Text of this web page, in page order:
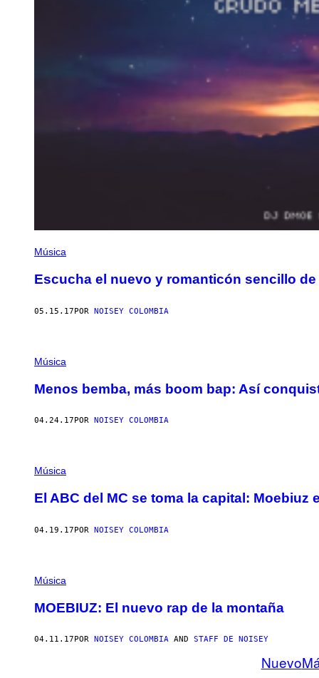
Música
Escucha el nuevo y romanticón sencillo de
05.15.17POR NOISEY COLOMBIA
Música
Menos bemba, más boom bap: Así
04.24.17 POR NOISEY COLOMBIA
Música
El ABC del MC se toma la capital: Moebiuz
04.19.17POR NOISEY COLOMBIA
Música
MOEBIUZ: El nuevo rap de la montaña
04.11.17 POR NOISEY COLOMBIA AND STAFF DE NOISEY
Nuevo